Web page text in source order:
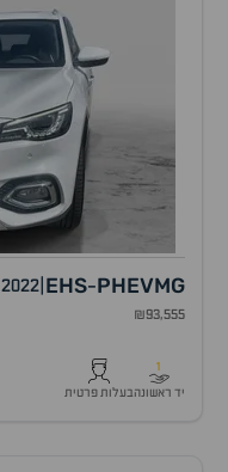
MG
EHS-PHEV
2022
₪93,555
1
יד ראשונהבעלות פרטית